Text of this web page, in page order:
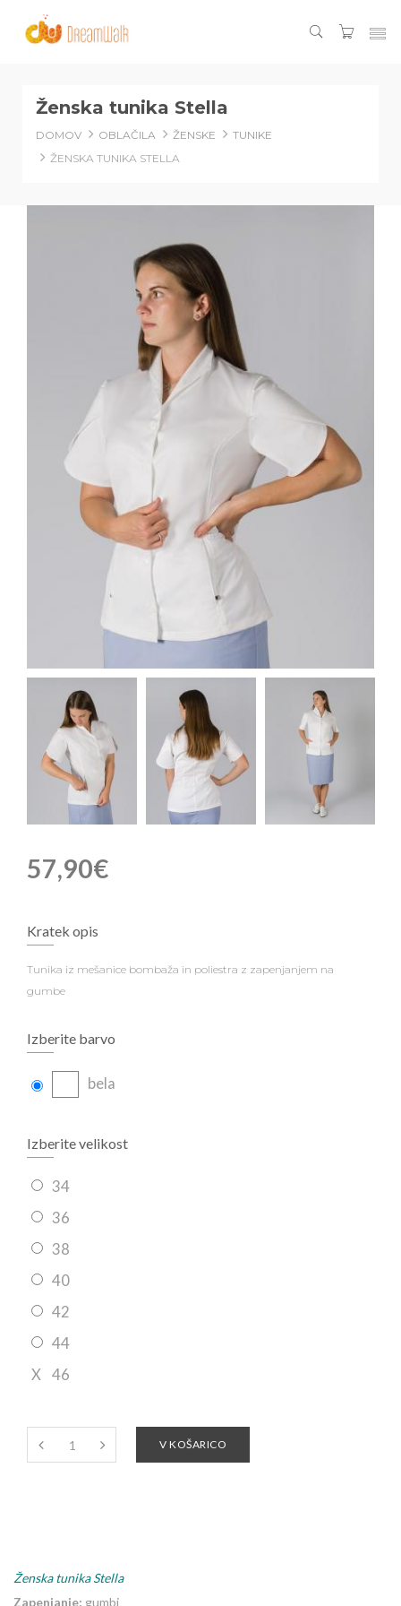
Ženska tunika Stella
DOMOV OBLAČILA ŽENSKE
TUNIKE
ŽENSKA TUNIKA STELLA
57,90€
Kratek opis
Tunika iz mešanice bombaža in poliestra z zapenjanjem na
gumbe
Izberite barvo
bela
Izberite velikost
34
36
38
40
42
44
X 46
V KOŠARICO
Ženska tunika Stella
Zapenjanje: gumbi